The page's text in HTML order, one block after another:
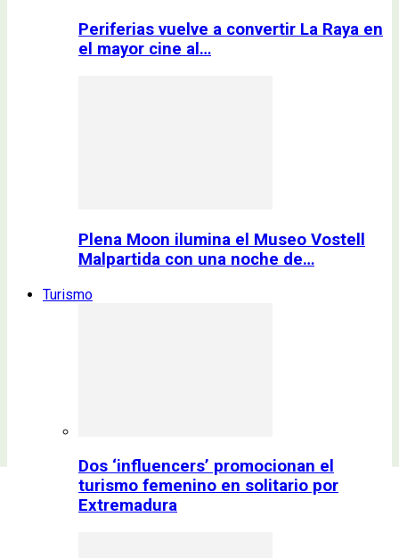
Periferias vuelve a convertir La Raya en
el mayor cine al…
Plena Moon ilumina el Museo Vostell
Malpartida con una noche de…
Turismo
Dos ‘influencers’ promocionan el
turismo femenino en solitario por
Extremadura